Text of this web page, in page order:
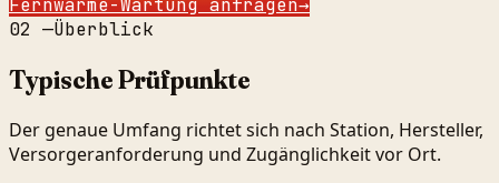
Fernwärme-Wartung anfragen→
02 —Überblick
Typische Prüfpunkte
Der genaue Umfang richtet sich nach Station, Hersteller,
Versorgeranforderung und Zugänglichkeit vor Ort.